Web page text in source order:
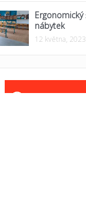
Ergonomický
nábytek
12 května, 2023